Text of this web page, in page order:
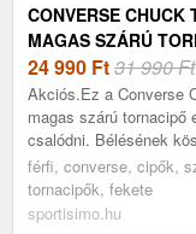
CONVERSE CHUCK
MAGAS SZÁRÚ
24 990 Ft31 990 Ft
Akciós.Ez a Converse
magas szárú
csalódni. Bélésének
férfi, converse, cipők,
tornacipők, fekete
sportisimo.hu